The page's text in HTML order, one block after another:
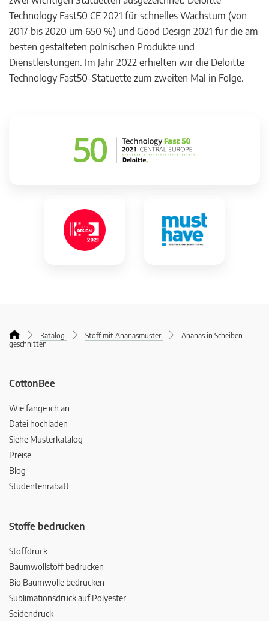
Technology Fast50 CE 2021 für schnelles Wachstum (von
2017 bis 2020 um 650 %) und Good Design 2021 für die am
besten gestalteten polnischen Produkte und
Dienstleistungen. Im Jahr 2022 erhielten wir die Deloitte
Technology Fast50-Statuette zum zweiten Mal in Folge.
Katalog Stoff mit Ananasmuster
Ananas in Scheiben
geschnitten
CottonBee
Wie fange ich an
Datei hochladen
Siehe Musterkatalog
Preise
Blog
Studentenrabatt
Stoffe bedrucken
Stoffdruck
Baumwollstoff bedrucken
Bio Baumwolle bedrucken
Sublimationsdruck auf Polyester
Seidendruck